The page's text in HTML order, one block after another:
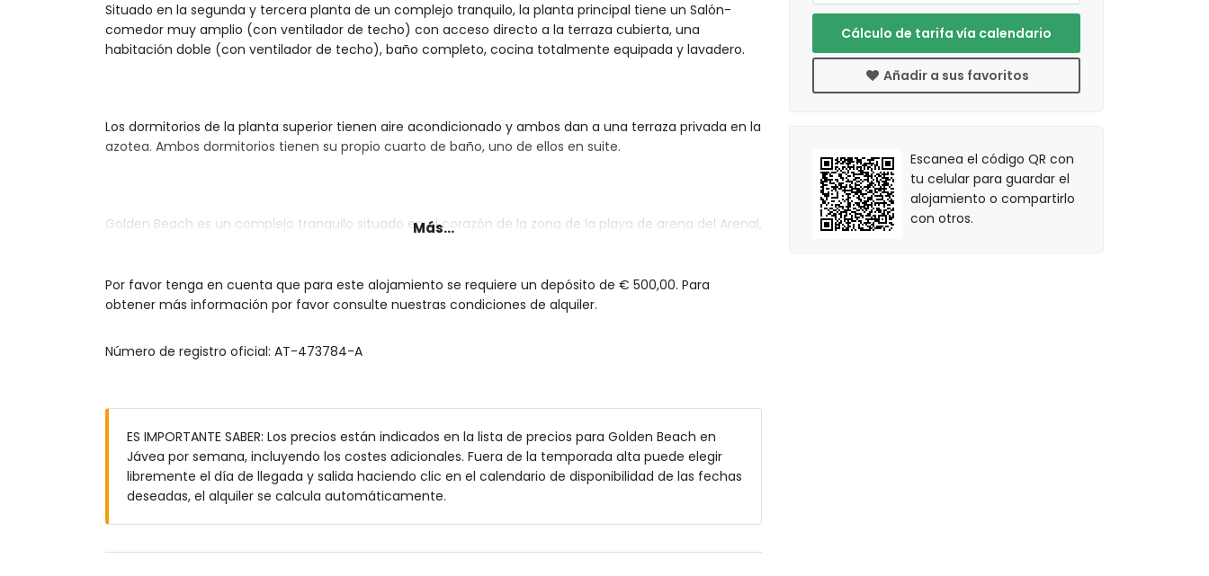
Situado en la segunda y tercera planta de un complejo tranquilo, la planta principal tiene un Salón-
comedor muy amplio (con ventilador de techo) con acceso directo a la terraza cubierta, una
habitación doble (con ventilador de techo), baño completo, cocina totalmente equipada y lavadero.
Los dormitorios de la planta superior tienen aire acondicionado y ambos dan a una terraza privada en la
azotea. Ambos dormitorios tienen su propio cuarto de baño, uno de ellos en suite.
Golden Beach es un complejo tranquilo situado en el corazón de la zona de la playa de arena del Arenal,
Piscina para niños
TV
Wi-Fi
Aparcamiento subterráneo vigilado con ascensor
A 5 minutos a pie de la playa
No se necesita coche
Más...
Por favor tenga en cuenta que para este alojamiento se requiere un depósito de € 500,00. Para
obtener más información por favor consulte nuestras condiciones de alquiler.
Número de registro oficial: AT-473784-A
ES IMPORTANTE SABER: Los precios están indicados en la lista de precios para Golden Beach en
Jávea por semana, incluyendo los costes adicionales. Fuera de la temporada alta puede elegir
libremente el día de llegada y salida haciendo clic en el calendario de disponibilidad de las fechas
deseadas, el alquiler se calcula automáticamente.
Cálculo de tarifa vía calendario
Añadir a sus favoritos
Escanea el código QR con
tu celular para guardar el
alojamiento o compartirlo
con otros.